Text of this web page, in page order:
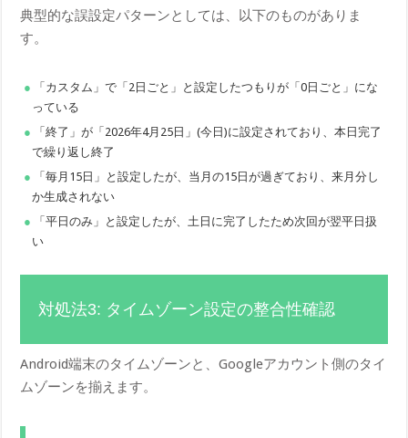
典型的な誤設定パターンとしては、以下のものがありま
す。
「カスタム」で「2日ごと」と設定したつもりが「0日ごと」にな
っている
「終了」が「2026年4月25日」(今日)に設定されており、本日完了
で繰り返し終了
「毎月15日」と設定したが、当月の15日が過ぎており、来月分し
か生成されない
「平日のみ」と設定したが、土日に完了したため次回が翌平日扱
い
対処法3: タイムゾーン設定の整合性確認
Android端末のタイムゾーンと、Googleアカウント側のタイ
ムゾーンを揃えます。